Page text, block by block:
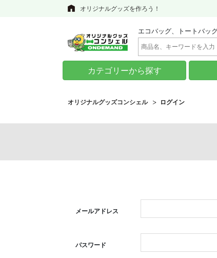
オリジナルグッズを作ろう！
エコバッグ、トートバッ
カテゴリーから探す
オリジナルグッズコンシェル ログイン
メールアドレス
パスワード